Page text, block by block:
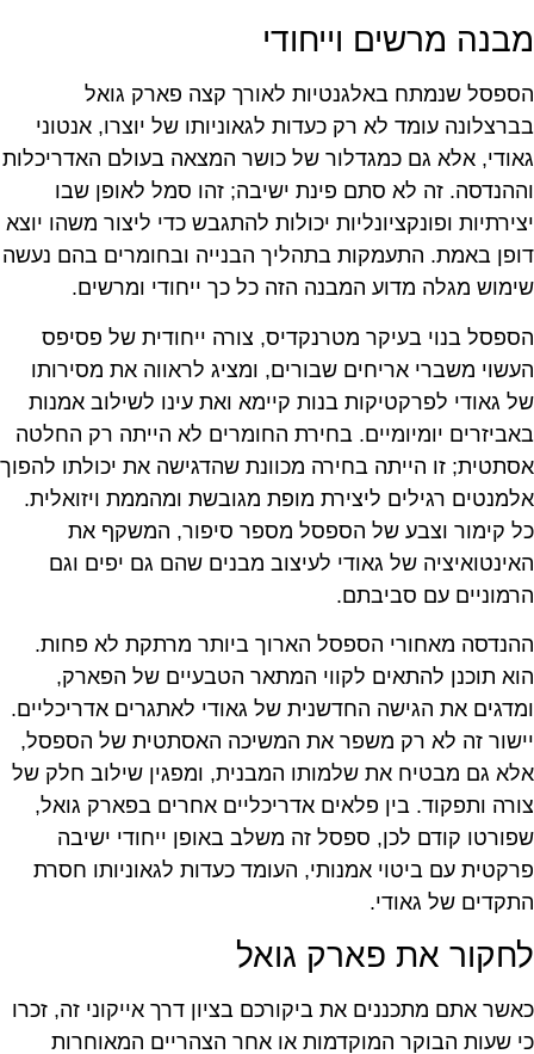
מבנה מרשים וייחודי
הספסל שנמתח באלגנטיות לאורך קצה פארק גואל
בברצלונה עומד לא רק כעדות לגאוניותו של יוצרו, אנטוני
גאודי, אלא גם כמגדלור של כושר המצאה בעולם האדריכלות
וההנדסה. זה לא סתם פינת ישיבה; זהו סמל לאופן שבו
יצירתיות ופונקציונליות יכולות להתגבש כדי ליצור משהו יוצא
דופן באמת. התעמקות בתהליך הבנייה ובחומרים בהם נעשה
שימוש מגלה מדוע המבנה הזה כל כך ייחודי ומרשים.
הספסל בנוי בעיקר מטרנקדיס, צורה ייחודית של פסיפס
העשוי משברי אריחים שבורים, ומציג לראווה את מסירותו
של גאודי לפרקטיקות בנות קיימא ואת עינו לשילוב אמנות
באביזרים יומיומיים. בחירת החומרים לא הייתה רק החלטה
אסתטית; זו הייתה בחירה מכוונת שהדגישה את יכולתו להפוך
אלמנטים רגילים ליצירת מופת מגובשת ומהממת ויזואלית.
כל קימור וצבע של הספסל מספר סיפור, המשקף את
האינטואיציה של גאודי לעיצוב מבנים שהם גם יפים וגם
הרמוניים עם סביבתם.
ההנדסה מאחורי הספסל הארוך ביותר מרתקת לא פחות.
הוא תוכנן להתאים לקווי המתאר הטבעיים של הפארק,
ומדגים את הגישה החדשנית של גאודי לאתגרים אדריכליים.
יישור זה לא רק משפר את המשיכה האסתטית של הספסל,
אלא גם מבטיח את שלמותו המבנית, ומפגין שילוב חלק של
צורה ותפקוד. בין פלאים אדריכליים אחרים בפארק גואל,
שפורטו קודם לכן, ספסל זה משלב באופן ייחודי ישיבה
פרקטית עם ביטוי אמנותי, העומד כעדות לגאוניותו חסרת
התקדים של גאודי.
לחקור את פארק גואל
כאשר אתם מתכננים את ביקורכם בציון דרך אייקוני זה, זכרו
כי שעות הבוקר המוקדמות או אחר הצהריים המאוחרות